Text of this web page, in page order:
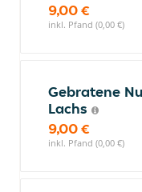
9,00 €
inkl. Pfand (0,00 €)
Gebratene
Lachs
9,00 €
inkl. Pfand (0,00 €)